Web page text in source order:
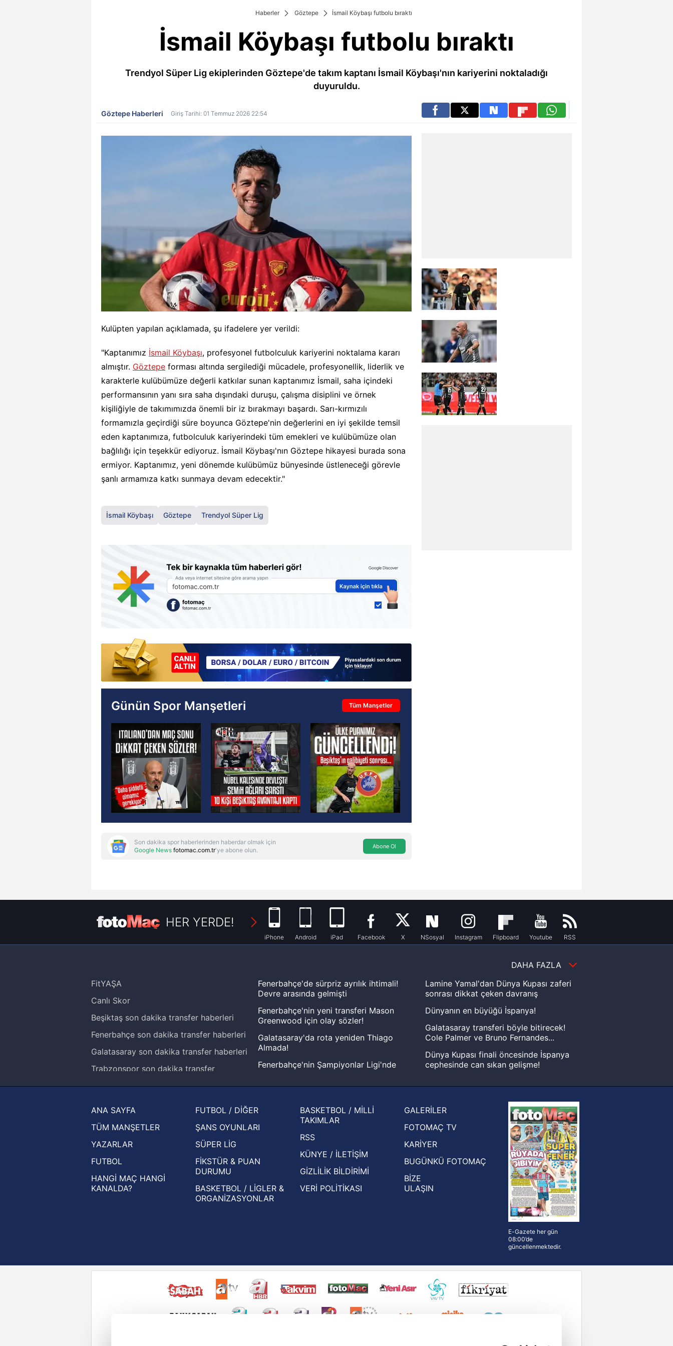
Reddet
Haberler Göztepe İsmail Köybaşı futbolu bıraktı
İsmail Köybaşı futbolu bıraktı
Trendyol Süper Lig ekiplerinden Göztepe'de takım kaptanı İsmail Köybaşı'nın kariyerini noktaladığı
duyuruldu.
Göztepe Haberleri Giriş Tarihi: 01 Temmuz 2026 22:54
Kulüpten yapılan açıklamada, şu ifadelere yer verildi:
"Kaptanımız İsmail Köybaşı, profesyonel futbolculuk kariyerini noktalama kararı
almıştır. Göztepe forması altında sergilediği mücadele, profesyonellik, liderlik ve
karakterle kulübümüze değerli katkılar sunan kaptanımız İsmail, saha içindeki
performansının yanı sıra saha dışındaki duruşu, çalışma disiplini ve örnek
kişiliğiyle de takımımızda önemli bir iz bırakmayı başardı. Sarı-kırmızılı
formamızla geçirdiği süre boyunca Göztepe'nin değerlerini en iyi şekilde temsil
eden kaptanımıza, futbolculuk kariyerindeki tüm emekleri ve kulübümüze olan
bağlılığı için teşekkür ediyoruz. İsmail Köybaşı'nın Göztepe hikayesi burada sona
ermiyor. Kaptanımız, yeni dönemde kulübümüz bünyesinde üstleneceği görevle
şanlı armamıza katkı sunmaya devam edecektir."
İsmail Köybaşı Göztepe Trendyol Süper Lig
Günün Spor Manşetleri Tüm Manşetler
Son dakika spor haberlerinden haberdar olmak için
Google News fotomac.com.tr'ye abone olun. Abone Ol
HER YERDE!
iPhone Android iPad Facebook X NSosyal Instagram Flipboard Youtube RSS
DAHA FAZLA
FitYAŞA
Canlı Skor
Beşiktaş son dakika transfer haberleri
Fenerbahçe son dakika transfer haberleri
Galatasaray son dakika transfer haberleri
Trabzonspor son dakika transfer
Ziraat Türkiye Kupası haberleri
UEFA Şampiyonlar Ligi haberleri
UEFA Avrupa Ligi haberleri
UEFA Konferans Ligi haberleri
Fenerbahçe'de sürpriz ayrılık ihtimali!
Devre arasında gelmişti
Fenerbahçe'nin yeni transferi Mason
Greenwood için olay sözler!
Galatasaray'da rota yeniden Thiago
Almada!
Fenerbahçe'nin Şampiyonlar Ligi'nde
Zabrze'yi elerlerse...
basından gündem olan manşetler!
Beşiktaş'ın UEFA Avrupa Ligi'nde 3. Ön
Eleme Turu muhtemel rakipleri belli oldu!
Lamine Yamal'dan Dünya Kupası zaferi
sonrası dikkat çeken davranış
Dünyanın en büyüğü İspanya!
Galatasaray transferi böyle bitirecek!
Cole Palmer ve Bruno Fernandes...
Dünya Kupası finali öncesinde İspanya
cephesinde can sıkan gelişme!
Hernan Crespo, Meksika Ligi
ekiplerinden Atlas'ın yeni teknik direktörü
oldu
ANA SAYFA
TÜM MANŞETLER
YAZARLAR
FUTBOL
HANGİ MAÇ HANGİ
KANALDA?
FUTBOL / DİĞER
ŞANS OYUNLARI
SÜPER LİG
FİKSTÜR & PUAN
DURUMU
BASKETBOL / LİGLER &
ORGANİZASYONLAR
BASKETBOL / MİLLİ
TAKIMLAR
RSS
KÜNYE / İLETİŞİM
GİZLİLİK BİLDİRİMİ
VERİ POLİTİKASI
GALERİLER
FOTOMAÇ TV
KARİYER
BUGÜNKÜ FOTOMAÇ
BİZE
ULAŞIN
E-Gazete her gün
08:00’de
güncellenmektedir.